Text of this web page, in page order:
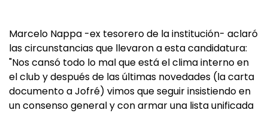
Marcelo Nappa -ex tesorero de la institución- aclaró
las circunstancias que llevaron a esta candidatura:
"Nos cansó todo lo mal que está el clima interno en
el club y después de las últimas novedades (la carta
documento a Jofré) vimos que seguir insistiendo en
un consenso general y con armar una lista unificada